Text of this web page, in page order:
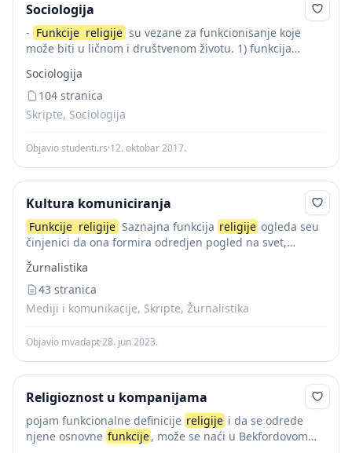
Sociologija
- Funkcije religije su vezane za funkcionisanje koje
može biti u ličnom i društvenom životu. 1) funkcija
čovjeka, društva i
Sociologija
104 stranica
Skripte, Sociologija
Objavio studenti.rs·12. oktobar 2017.
Kultura komuniciranja
Funkcije religije Saznajna funkcija religije ogleda seu
činjenici da ona formira odredjen pogled na svet,
prirodu i ljudsko društvo. Kompenzatorska funkcija
religijese sastoji u tome što ona religioznom čoveku...
Žurnalistika
43 stranica
Mediji i komunikacije, Skripte, Žurnalistika
Objavio mvadapt·28. jun 2023.
Religioznost u kompanijama
pojam funkcionalne definicije religije i da se odrede
njene osnovne funkcije, može se naći u Bekfordovom